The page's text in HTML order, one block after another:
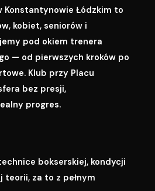
Konstantynowie Łódzkim to
kobiet, seniorów i
pod okiem trenera
— od pierwszych kroków po
Klub przy Placu
bez presji,
progres.
bokserskiej, kondycji
za to z pełnym